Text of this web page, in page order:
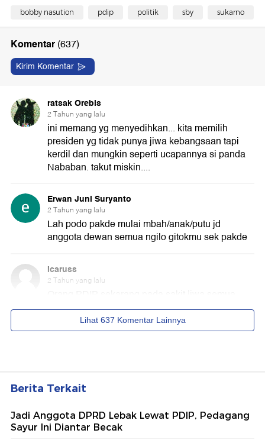
bobby nasution pdip politik sby sukarno
Berita Terkait
Jadi Anggota DPRD Lebak Lewat PDIP, Pedagang
Sayur Ini Diantar Becak